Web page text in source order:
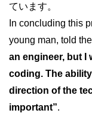
ています。
In concluding this
young man, told
an engineer, but I
coding. The
direction of the
important”.